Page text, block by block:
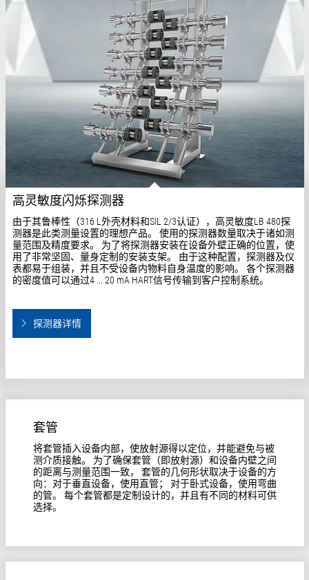
高灵敏度闪烁探测器
由于其鲁棒性（316 L外壳材料和SIL 2/3认证），高灵敏度LB 480探
测器是此类测量设置的理想产品。 使用的探测器数量取决于诸如测
量范围及精度要求。 为了将探测器安装在设备外壁正确的位置，使
用了非常坚固、量身定制的安装支架。 由于这种配置，探测器及仪
表都易于组装，并且不受设备内物料自身温度的影响。 各个探测器
的密度值可以通过4 ... 20 mA HART信号传输到客户控制系统。
探测器详情
套管
将套管插入设备内部，使放射源得以定位，并能避免与被
测介质接触。 为了确保套管（即放射源）和设备内壁之间
的距离与测量范围一致， 套管的几何形状取决于设备的方
向：对于垂直设备，使用直管； 对于卧式设备，使用弯曲
的管。 每个套管都是定制设计的，并且有不同的材料可供
选择。